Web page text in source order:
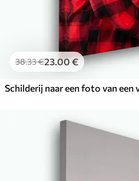
38.33€23 .00€